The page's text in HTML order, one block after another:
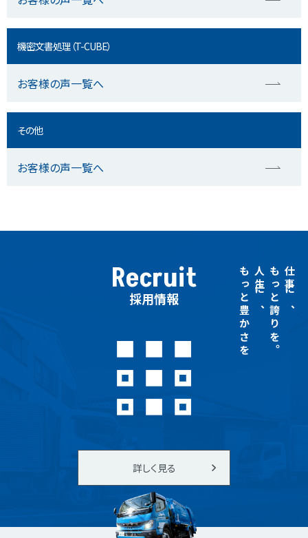
機密文書処理（T-CUBE）
お客様の声一覧へ
その他
お客様の声一覧へ
Recruit
採用情報
詳しく見る
仕事に、
もっと誇りを。
人生に、
もっと豊かさを